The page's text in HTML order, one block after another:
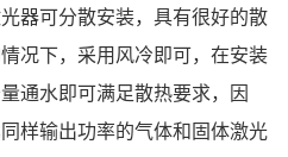
器可分散安装，具有很好的散
况下，采用风冷即可，在安装
通水即可满足散热要求，因
样输出功率的气体和固体激光